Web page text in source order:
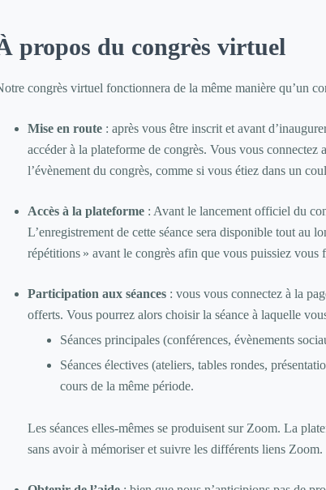
propos du congrès virtuel
congrès virtuel fonctionnera de la même manière qu’un
Mise en route : après vous être inscrit et avant
accéder à la plateforme de congrès. Vous vous connectez
l’évènement du congrès, comme si vous étiez dans un
Accès à la plateforme : Avant le lancement officiel du
L’enregistrement de cette séance sera disponible tout au
répétitions » avant le congrès afin que vous puissiez
Participation aux séances : vous vous connectez à la
offerts. Vous pourrez alors choisir la séance à laquelle
Séances principales (conférences, évènements
Séances électives (ateliers, tables rondes,
cours de la même période.
Les séances elles-mêmes se produisent sur Zoom. La
sans avoir à mémoriser et suivre les différents liens Zoom.